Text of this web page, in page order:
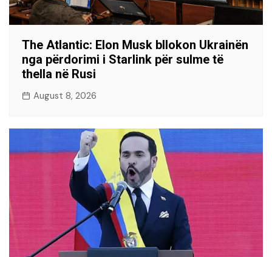
The Atlantic: Elon Musk bllokon Ukrainën
nga përdorimi i Starlink për sulme të
thella në Rusi
August 8, 2026